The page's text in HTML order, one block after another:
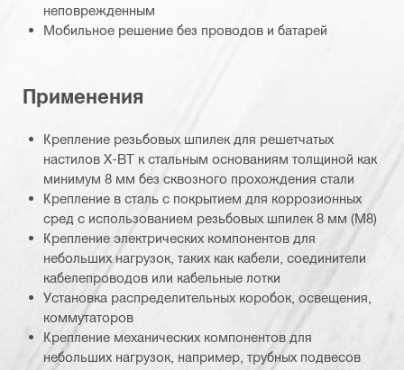
неповрежденным
Мобильное решение без проводов и батарей
Применения
Крепление резьбовых шпилек для решетчатых
настилов X-BT к стальным основаниям толщиной как
минимум 8 мм без сквозного прохождения стали
Крепление в сталь с покрытием для коррозионных
сред с использованием резьбовых шпилек 8 мм (M8)
Крепление электрических компонентов для
небольших нагрузок, таких как кабели, соединители
кабелепроводов или кабельные лотки
Установка распределительных коробок, освещения,
коммутаторов
Крепление механических компонентов для
небольших нагрузок, например, трубных подвесов